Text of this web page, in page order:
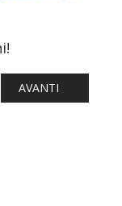
BRENNER
ARTICOLO
AVANTI